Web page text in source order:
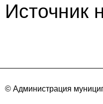
Источник
© Администрация